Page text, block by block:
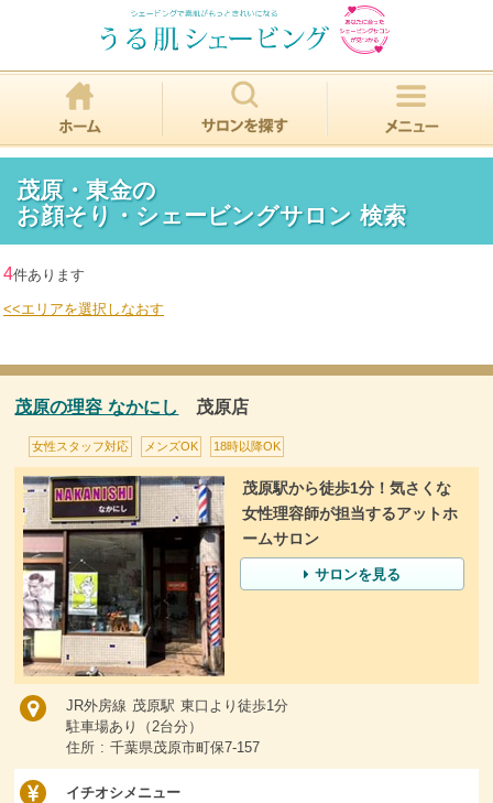
茂原・東金の
お顔そり・シェービングサロン 検索
4件あります
<<エリアを選択しなおす
茂原の理容 なかにし 茂原店
女性スタッフ対応 メンズOK 18時以降OK
茂原駅から徒歩1分！気さくな
女性理容師が担当するアットホ
ームサロン
サロンを見る
JR外房線 茂原駅 東口より徒歩1分
駐車場あり（2台分）
住所 : 千葉県茂原市町保7-157
イチオシメニュー